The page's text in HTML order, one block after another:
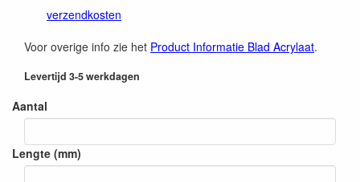
verzendkosten
Voor overige info zie het Product Informatie Blad Acrylaat.
Levertijd 3-5 werkdagen
Aantal
Lengte (mm)